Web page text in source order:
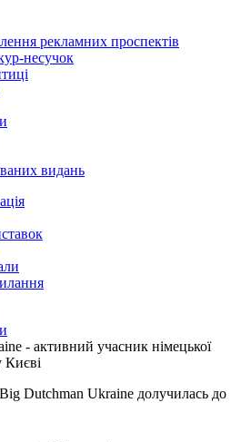
рекламних проспектів
несучок
видань
- активний учасник німецької
Києві
Dutchman Ukraine долучилась до